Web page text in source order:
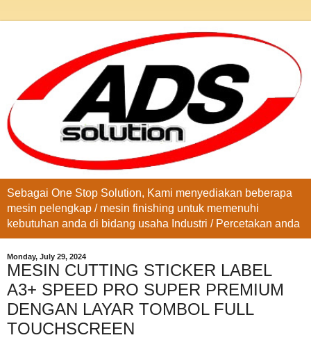
Sebagai One Stop Solution, Kami menyediakan beberapa
mesin pelengkap / mesin finishing untuk memenuhi
kebutuhan anda di bidang usaha Industri / Percetakan anda
Monday, July 29, 2024
MESIN CUTTING STICKER LABEL
A3+ SPEED PRO SUPER PREMIUM
DENGAN LAYAR TOMBOL FULL
TOUCHSCREEN